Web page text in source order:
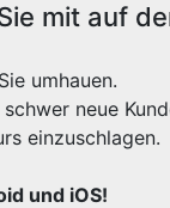
mit auf
umhauen.
neue
einzuschlagen.
und iOS!